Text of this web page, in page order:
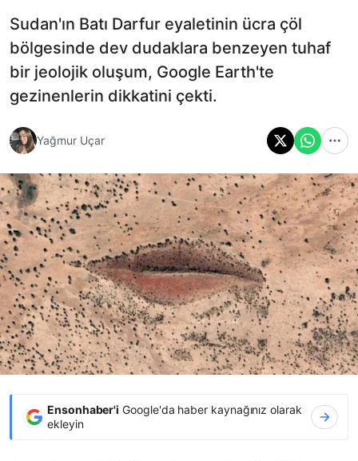
Sudan'ın Batı Darfur eyaletinin ücra çöl
bölgesinde dev dudaklara benzeyen tuhaf
bir jeolojik oluşum, Google Earth'te
gezinenlerin dikkatini çekti.
Yağmur Uçar
Ensonhaber'i Google'da haber kaynağınız olarak
ekleyin